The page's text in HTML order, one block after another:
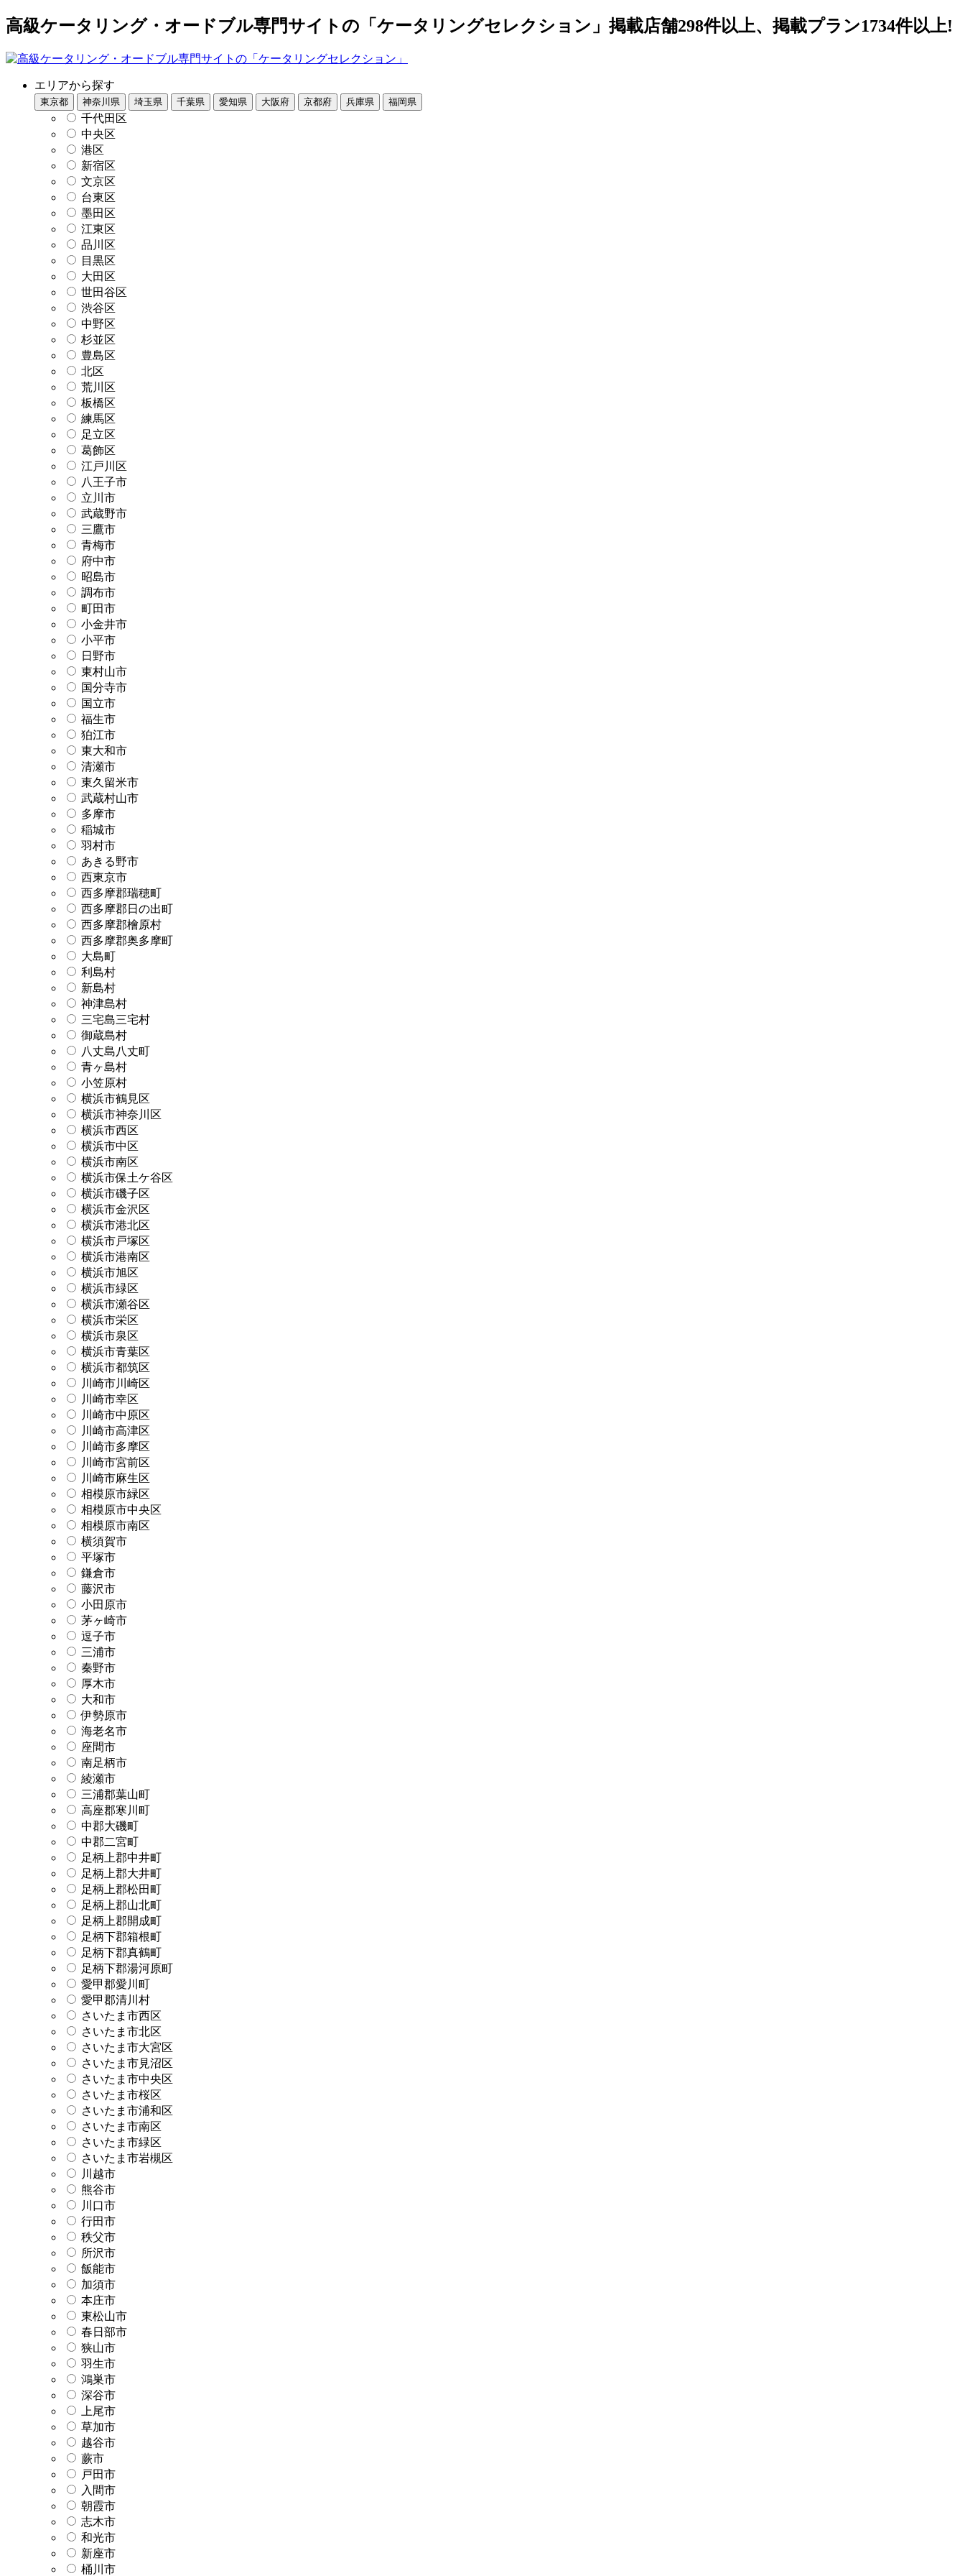
高級ケータリング・オードブル専門サイトの「ケータリングセレクション」掲載店舗298件以上、掲載プラン1734件以上!
エリアから探す
東京都 神奈川県 埼玉県 千葉県 愛知県 大阪府 京都府 兵庫県 福岡県
千代田区
中央区
港区
新宿区
文京区
台東区
墨田区
江東区
品川区
目黒区
大田区
世田谷区
渋谷区
中野区
杉並区
豊島区
北区
荒川区
板橋区
練馬区
足立区
葛飾区
江戸川区
八王子市
立川市
武蔵野市
三鷹市
青梅市
府中市
昭島市
調布市
町田市
小金井市
小平市
日野市
東村山市
国分寺市
国立市
福生市
狛江市
東大和市
清瀬市
東久留米市
武蔵村山市
多摩市
稲城市
羽村市
あきる野市
西東京市
西多摩郡瑞穂町
西多摩郡日の出町
西多摩郡檜原村
西多摩郡奥多摩町
大島町
利島村
新島村
神津島村
三宅島三宅村
御蔵島村
八丈島八丈町
青ヶ島村
小笠原村
横浜市鶴見区
横浜市神奈川区
横浜市西区
横浜市中区
横浜市南区
横浜市保土ケ谷区
横浜市磯子区
横浜市金沢区
横浜市港北区
横浜市戸塚区
横浜市港南区
横浜市旭区
横浜市緑区
横浜市瀬谷区
横浜市栄区
横浜市泉区
横浜市青葉区
横浜市都筑区
川崎市川崎区
川崎市幸区
川崎市中原区
川崎市高津区
川崎市多摩区
川崎市宮前区
川崎市麻生区
相模原市緑区
相模原市中央区
相模原市南区
横須賀市
平塚市
鎌倉市
藤沢市
小田原市
茅ヶ崎市
逗子市
三浦市
秦野市
厚木市
大和市
伊勢原市
海老名市
座間市
南足柄市
綾瀬市
三浦郡葉山町
高座郡寒川町
中郡大磯町
中郡二宮町
足柄上郡中井町
足柄上郡大井町
足柄上郡松田町
足柄上郡山北町
足柄上郡開成町
足柄下郡箱根町
足柄下郡真鶴町
足柄下郡湯河原町
愛甲郡愛川町
愛甲郡清川村
さいたま市西区
さいたま市北区
さいたま市大宮区
さいたま市見沼区
さいたま市中央区
さいたま市桜区
さいたま市浦和区
さいたま市南区
さいたま市緑区
さいたま市岩槻区
川越市
熊谷市
川口市
行田市
秩父市
所沢市
飯能市
加須市
本庄市
東松山市
春日部市
狭山市
羽生市
鴻巣市
深谷市
上尾市
草加市
越谷市
蕨市
戸田市
入間市
朝霞市
志木市
和光市
新座市
桶川市